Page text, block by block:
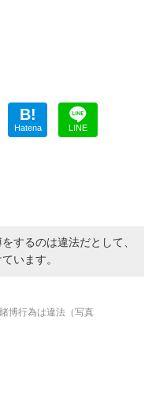
B!
Hatena LINE
するのは違法だとして、
います。
博行為は違法（写真